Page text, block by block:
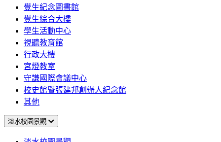
覺生紀念圖書館
覺生綜合大樓
學生活動中心
視聽教育館
行政大樓
宮燈教室
守謙國際會議中心
校史館暨張建邦創辦人紀念館
其他
淡水校園景觀